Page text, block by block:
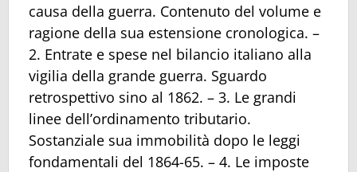
causa della guerra. Contenuto del volume e
ragione della sua estensione cronologica. –
2. Entrate e spese nel bilancio italiano alla
vigilia della grande guerra. Sguardo
retrospettivo sino al 1862. – 3. Le grandi
linee dell’ordinamento tributario.
Sostanziale sua immobilità dopo le leggi
fondamentali del 1864-65. – 4. Le imposte